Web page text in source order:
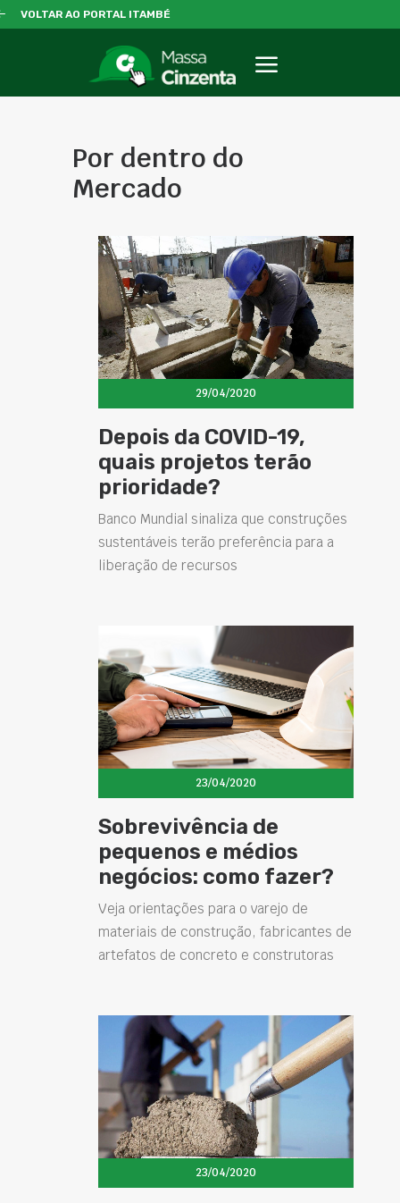
VOLTAR AO PORTAL ITAMBÉ
Por dentro do
Mercado
29/04/2020
Depois da COVID-19,
quais projetos terão
prioridade?
Banco Mundial sinaliza que construções
sustentáveis terão preferência para a
liberação de recursos
23/04/2020
Sobrevivência de
pequenos e médios
negócios: como fazer?
Veja orientações para o varejo de
materiais de construção, fabricantes de
artefatos de concreto e construtoras
23/04/2020